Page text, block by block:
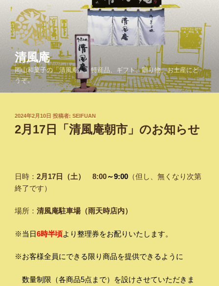
清風庵
岡山和菓子の「清風庵」。特産品、ギフト、贈り物、お土産にど
うぞ。
投
稿
日:
2024年2月10日 投稿者: SEIFUAN
2月17日「清風庵朝市」のお知らせ
日時： 2月17日（土） 8:00～9:00 （但し、無くなり次第
終了です）
場所： 清風庵駐車場（雨天時店内）
※当日6時半頃より整理券をお配りいたします。
※お客様全員にできる限り商品を提供できるように
数量制限（各商品5点まで）を設けさせていただきま